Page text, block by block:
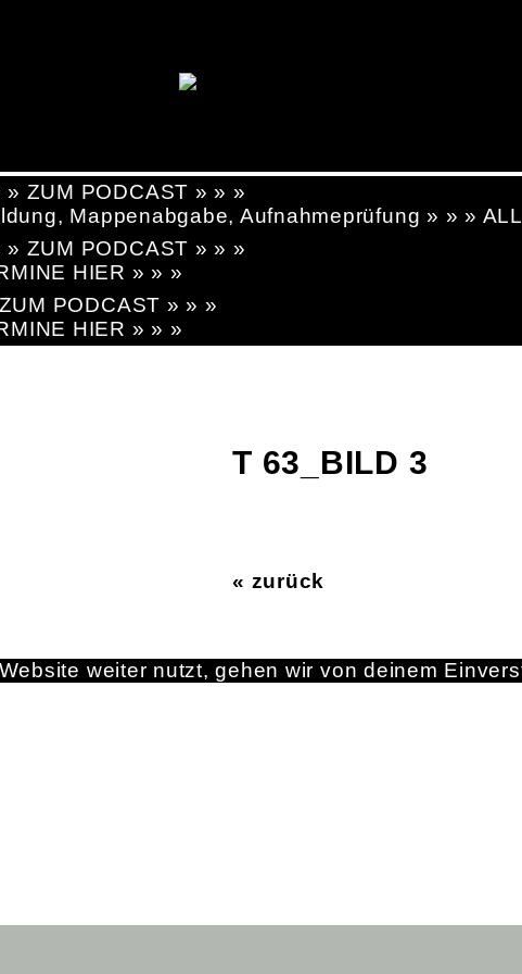
ZUM PODCAST » » »
Mappenabgabe, Aufnahmeprüfung » » »
ZUM PODCAST » » »
HIER » » »
PODCAST » » »
HIER » » »
T 63_BILD 3
« zurück
weiter nutzt, gehen wir von deinem